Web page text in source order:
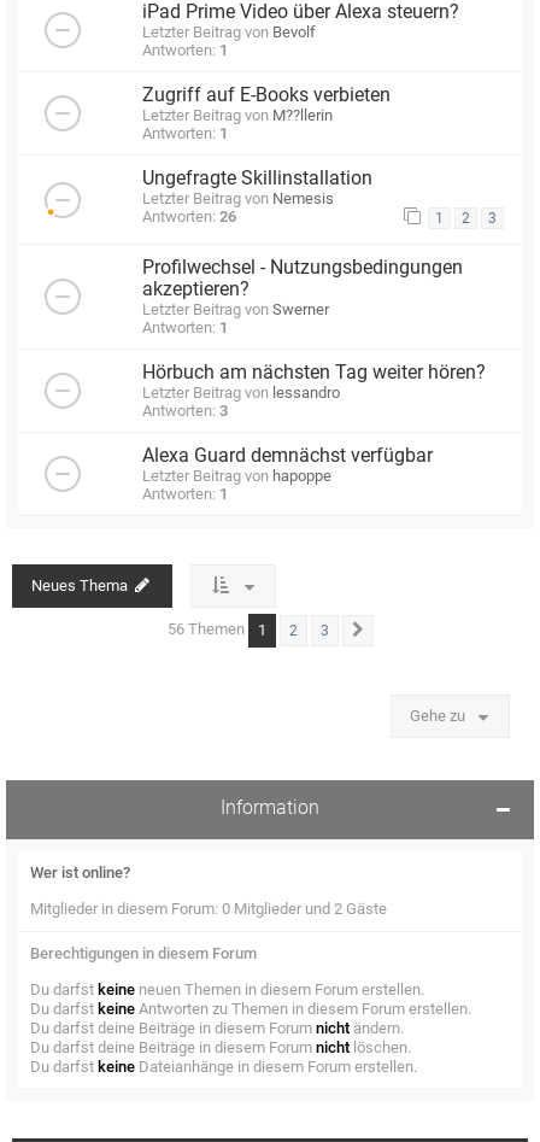
iPad Prime Video über Alexa steuern?
Letzter Beitrag von Bevolf
Antworten: 1
Zugriff auf E-Books verbieten
Letzter Beitrag von M??llerin
Antworten: 1
Ungefragte Skillinstallation
Letzter Beitrag von Nemesis
Antworten: 26 1 2 3
Profilwechsel - Nutzungsbedingungen
akzeptieren?
Letzter Beitrag von Swerner
Antworten: 1
Hörbuch am nächsten Tag weiter hören?
Letzter Beitrag von lessandro
Antworten: 3
Alexa Guard demnächst verfügbar
Letzter Beitrag von hapoppe
Antworten: 1
Neues Thema
56 Themen 1 2 3
Gehe zu
Information
Wer ist online?
Mitglieder in diesem Forum: 0 Mitglieder und 2 Gäste
Berechtigungen in diesem Forum
Du darfst keine neuen Themen in diesem Forum erstellen.
Du darfst keine Antworten zu Themen in diesem Forum erstellen.
Du darfst deine Beiträge in diesem Forum nicht ändern.
Du darfst deine Beiträge in diesem Forum nicht löschen.
Du darfst keine Dateianhänge in diesem Forum erstellen.